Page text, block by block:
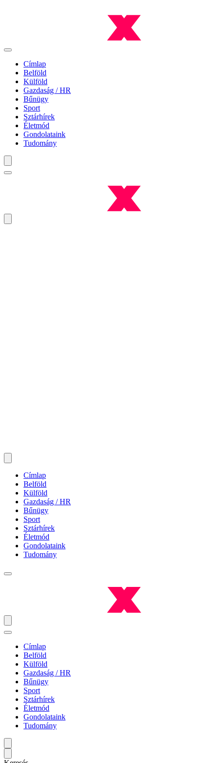
Címlap
Belföld
Külföld
Gazdaság / HR
Bűnügy
Sport
Sztárhírek
Életmód
Gondolataink
Tudomány
Címlap
Belföld
Külföld
Gazdaság / HR
Bűnügy
Sport
Sztárhírek
Életmód
Gondolataink
Tudomány
Címlap
Belföld
Külföld
Gazdaság / HR
Bűnügy
Sport
Sztárhírek
Életmód
Gondolataink
Tudomány